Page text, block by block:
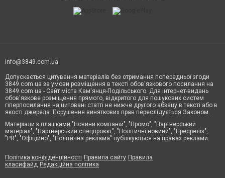
info@3849.com.ua
Допускається цитування матеріалів без отримання попередньої згоди
3849.com.ua за умови розміщення в тексті обов'язкового посилання на
3849.com.ua - Сайт міста Кам'янця-Подільського. Для інтернет-видань
обов'язкове розміщення прямого, відкритого для пошукових систем
гіперпосилання на цитовані статті не нижче другого абзацу в тексті або в
якості джерела. Порушення виняткових прав переслідується Законом.
Матеріали з плашками "Новини компаній", "Промо", "Партнерський
матеріал", "Партнерський спецпроєкт", "Політичні новини", "Пресреліз",
"PR", "Офіційно", "Політична реклама" публікуються на правах реклами.
Політика конфіденційності Правила сайту Правила
класифайд Редакційна політика